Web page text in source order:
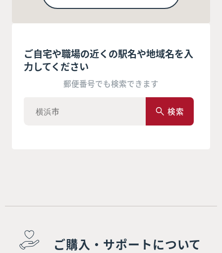
ご自宅や職場の近くの駅名や地域名を入
力してください
郵便番号でも検索できます
検索
ご購入・サポートについて